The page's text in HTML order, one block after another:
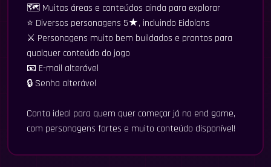
🗺️ Muitas áreas e conteúdos ainda para explorar
⭐ Diversos personagens 5★, incluindo Eidolons
⚔️ Personagens muito bem buildados e prontos para
qualquer conteúdo do jogo
📧 E-mail alterável
🔒 Senha alterável
Conta ideal para quem quer começar já no end game,
com personagens fortes e muito conteúdo disponível!